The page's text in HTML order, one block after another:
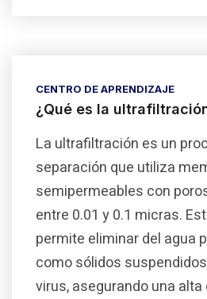
CENTRO DE APRENDIZAJE
¿Qué es la
La ultrafiltración es un
separación que utiliza
semipermeables con
entre 0.01 y 0.1 micras.
permite eliminar del agua
como sólidos
virus, asegurando una alta